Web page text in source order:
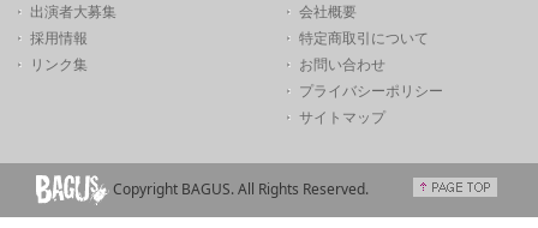
出演者大募集
採用情報
リンク集
会社概要
特定商取引について
お問い合わせ
プライバシーポリシー
サイトマップ
Copyright BAGUS. All Rights Reserved.